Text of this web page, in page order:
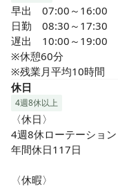
早出　07:00～16:00
日勤　08:30～17:30
遅出　10:00～19:00
※休憩60分
※残業月平均10時間
休日
4週8休以上
〈休日〉
4週8休ローテーション
年間休日117日
〈休暇〉